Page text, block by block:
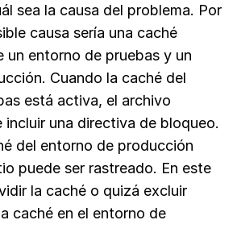
sea la causa del problema. Por
causa sería una caché
un entorno de pruebas y un
Cuando la caché del
está activa, el archivo
una directiva de bloqueo.
del entorno de producción
puede ser rastreado. En este
la caché o quizá excluir
caché en el entorno de